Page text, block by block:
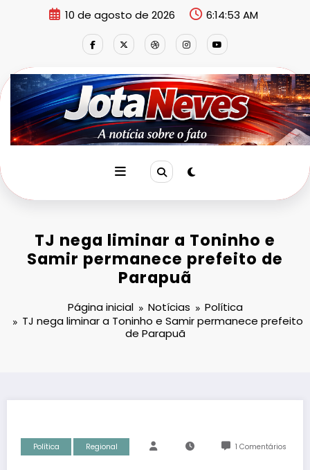
10 de agosto de 2026 6:14:53 AM
TJ nega liminar a Toninho e
Samir permanece prefeito de
Parapuã
Página inicial Notícias
Política
TJ nega liminar a Toninho e Samir permanece prefeito
de Parapuã
Política Regional 1 Comentários